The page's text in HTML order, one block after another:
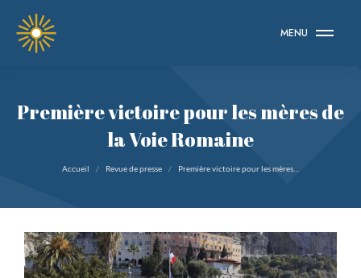
MENU
Première victoire pour les mères de
la Voie Romaine
Vous êtes ici :
Accueil Revue de presse Première victoire pour les mères…